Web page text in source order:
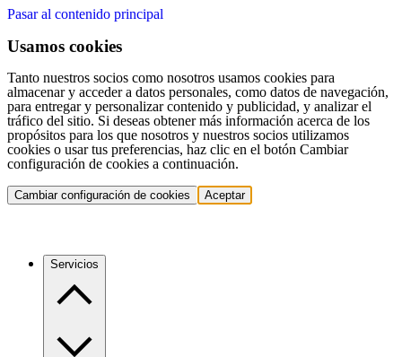
Pasar al contenido principal
Usamos cookies
Tanto nuestros socios como nosotros usamos cookies para
almacenar y acceder a datos personales, como datos de navegación,
para entregar y personalizar contenido y publicidad, y analizar el
tráfico del sitio. Si deseas obtener más información acerca de los
propósitos para los que nosotros y nuestros socios utilizamos
cookies o usar tus preferencias, haz clic en el botón Cambiar
configuración de cookies a continuación.
Cambiar configuración de cookies Aceptar
Servicios